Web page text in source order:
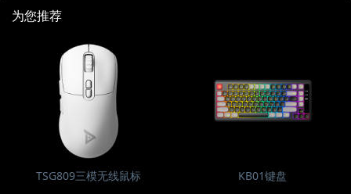
为您推荐
TSG809三模无线鼠标 KB01键盘